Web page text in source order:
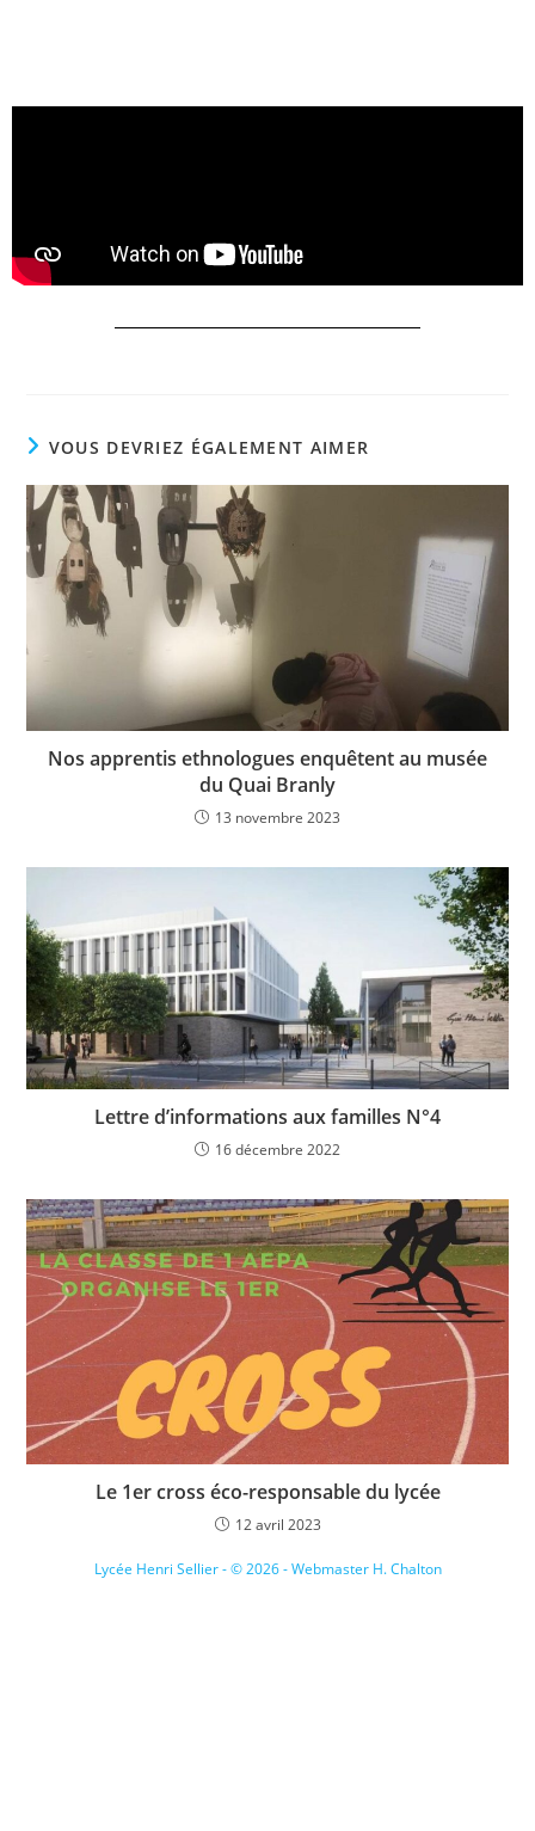
VOUS DEVRIEZ ÉGALEMENT AIMER
Nos apprentis ethnologues enquêtent au musée
du Quai Branly
13 novembre 2023
Lettre d’informations aux familles N°4
16 décembre 2022
Le 1er cross éco-responsable du lycée
12 avril 2023
Lycée Henri Sellier - © 2026 - Webmaster H. Chalton